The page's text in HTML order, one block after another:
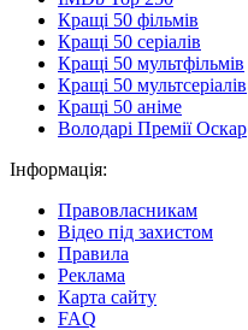
Кращі 50 фільмів
Кращі 50 серіалів
Кращі 50 мультфільмів
Кращі 50 мультсеріалів
Кращі 50 аніме
Володарі Премії Оскар
Інформація:
Правовласникам
Відео під захистом
Правила
Реклама
Карта сайту
FAQ